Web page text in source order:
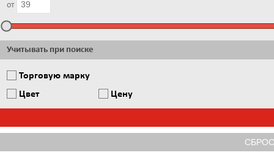
от
Учитывать при поиске
Торговую марку
Цвет
Цену